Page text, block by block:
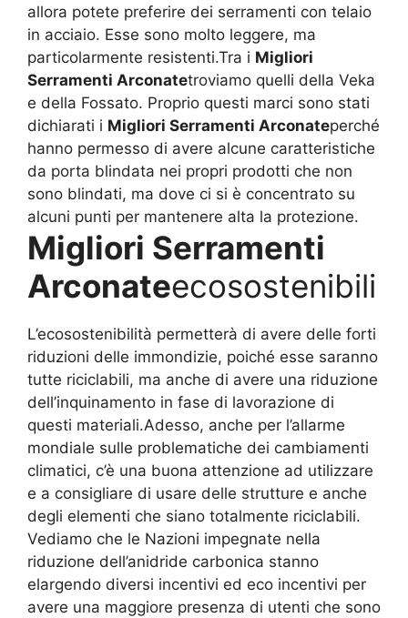
allora potete preferire dei serramenti con telaio
in acciaio. Esse sono molto leggere, ma
particolarmente resistenti.Tra i Migliori
Serramenti Arconatetroviamo quelli della Veka
e della Fossato. Proprio questi marci sono stati
dichiarati i Migliori Serramenti Arconateperché
hanno permesso di avere alcune caratteristiche
da porta blindata nei propri prodotti che non
sono blindati, ma dove ci si è concentrato su
alcuni punti per mantenere alta la protezione.
Migliori Serramenti
Arconateecosostenibili
L’ecosostenibilità permetterà di avere delle forti
riduzioni delle immondizie, poiché esse saranno
tutte riciclabili, ma anche di avere una riduzione
dell’inquinamento in fase di lavorazione di
questi materiali.Adesso, anche per l’allarme
mondiale sulle problematiche dei cambiamenti
climatici, c’è una buona attenzione ad utilizzare
e a consigliare di usare delle strutture e anche
degli elementi che siano totalmente riciclabili.
Vediamo che le Nazioni impegnate nella
riduzione dell’anidride carbonica stanno
elargendo diversi incentivi ed eco incentivi per
avere una maggiore presenza di utenti che sono